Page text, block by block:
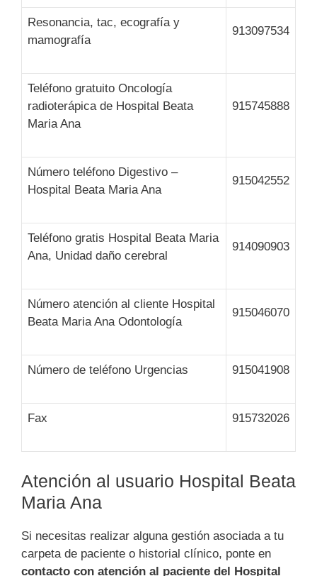
Resonancia, tac, ecografía y
mamografía
913097534
Teléfono gratuito Oncología
radioterápica de Hospital Beata
Maria Ana
915745888
Número teléfono Digestivo –
Hospital Beata Maria Ana
915042552
Teléfono gratis Hospital Beata Maria
Ana, Unidad daño cerebral
914090903
Número atención al cliente Hospital
Beata Maria Ana Odontología
915046070
Número de teléfono Urgencias 915041908
Fax 915732026
Atención al usuario Hospital Beata
Maria Ana
Si necesitas realizar alguna gestión asociada a tu
carpeta de paciente o historial clínico, ponte en
contacto con atención al paciente del Hospital